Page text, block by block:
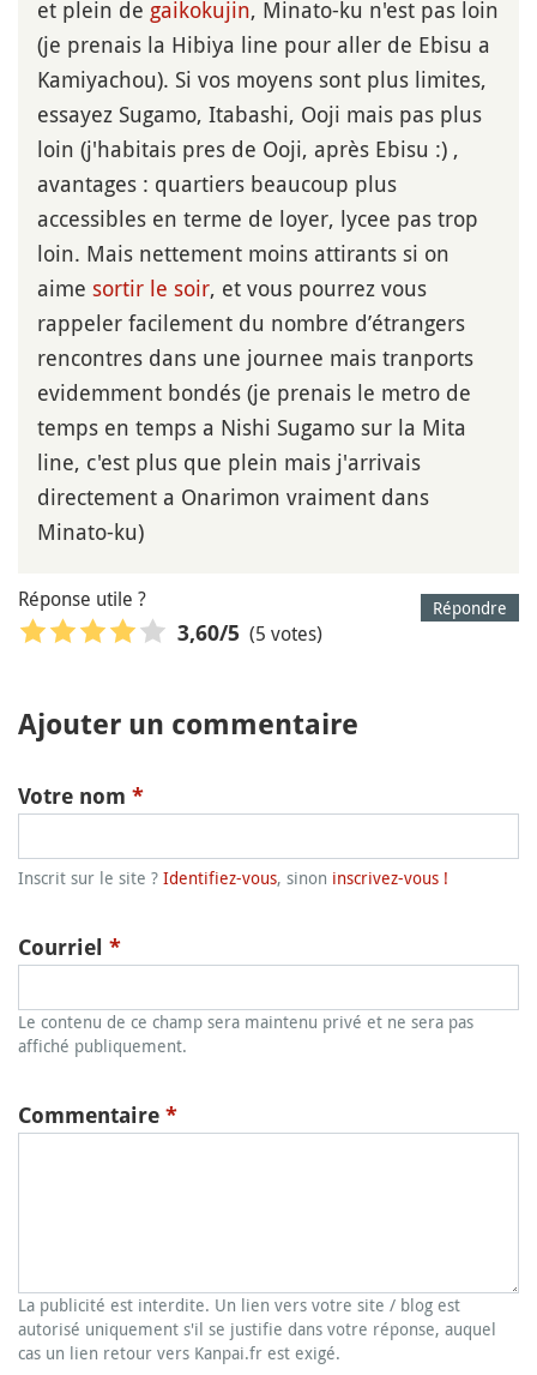
et plein de gaikokujin, Minato-ku n'est pas loin
(je prenais la Hibiya line pour aller de Ebisu a
Kamiyachou). Si vos moyens sont plus limites,
essayez Sugamo, Itabashi, Ooji mais pas plus
loin (j'habitais pres de Ooji, après Ebisu :) ,
avantages : quartiers beaucoup plus
accessibles en terme de loyer, lycee pas trop
loin. Mais nettement moins attirants si on
aime sortir le soir, et vous pourrez vous
rappeler facilement du nombre d’étrangers
rencontres dans une journee mais tranports
evidemment bondés (je prenais le metro de
temps en temps a Nishi Sugamo sur la Mita
line, c'est plus que plein mais j'arrivais
directement a Onarimon vraiment dans
Minato-ku)
Répondre
Réponse utile ?
3,60/5 (5 votes)
Ajouter un commentaire
Votre nom *
Inscrit sur le site ? Identifiez-vous, sinon inscrivez-vous !
Courriel *
Le contenu de ce champ sera maintenu privé et ne sera pas
affiché publiquement.
Commentaire *
La publicité est interdite. Un lien vers votre site / blog est
autorisé uniquement s'il se justifie dans votre réponse, auquel
cas un lien retour vers Kanpai.fr est exigé.